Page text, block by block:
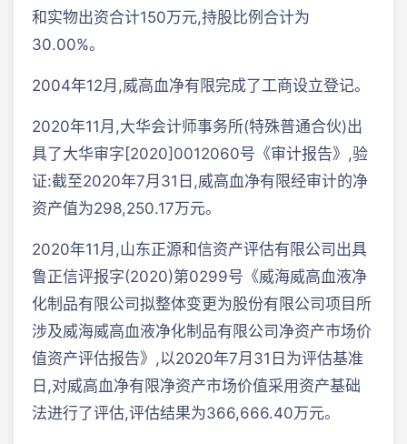
和实物出资合计150万元,持股比例合计为
30.00%。
2004年12月,威高血净有限完成了工商设立登记。
2020年11月,大华会计师事务所(特殊普通合伙)出
具了大华审字[2020]0012060号《审计报告》,验
证:截至2020年7月31日,威高血净有限经审计的净
资产值为298,250.17万元。
2020年11月,山东正源和信资产评估有限公司出具
鲁正信评报字(2020)第0299号《威海威高血液净
化制品有限公司拟整体变更为股份有限公司项目所
涉及威海威高血液净化制品有限公司净资产市场价
值资产评估报告》,以2020年7月31日为评估基准
日,对威高血净有限净资产市场价值采用资产基础
法进行了评估,评估结果为366,666.40万元。